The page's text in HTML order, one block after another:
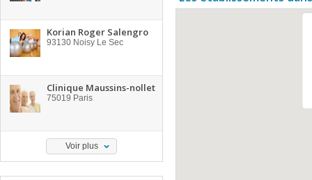
Korian Roger Salengro
93130 Noisy Le Sec
Clinique Maussins-nollet
75019 Paris
Voir plus